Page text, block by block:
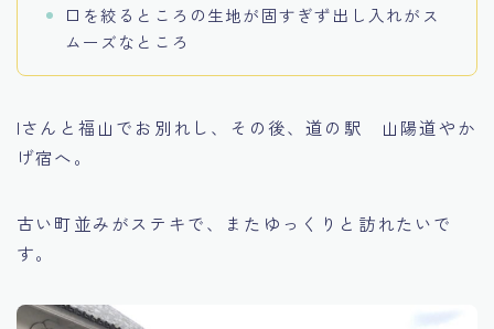
口を絞るところの生地が固すぎず出し入れがス
ムーズなところ
Iさんと福山でお別れし、その後、道の駅 山陽道やか
げ宿へ。
古い町並みがステキで、またゆっくりと訪れたいで
す。